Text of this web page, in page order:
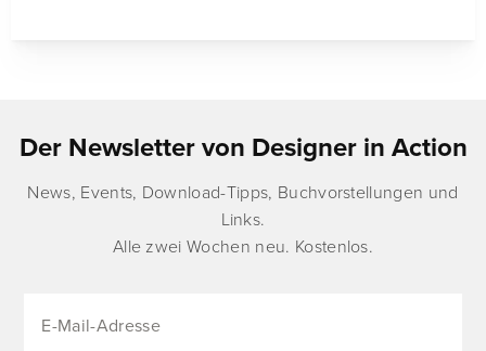
Der Newsletter von Designer in Action
News, Events, Download-Tipps, Buchvorstellungen und
Links.
Alle zwei Wochen neu. Kostenlos.